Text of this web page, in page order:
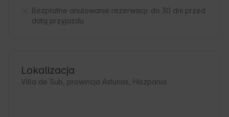
Bezpłatne anulowanie rezerwacji: do 30 dni przed
datą przyjazdu
Lokalizacja
Villa de Sub, prowincja Asturias, Hiszpania